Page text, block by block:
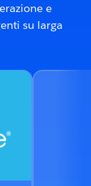
e
su larga